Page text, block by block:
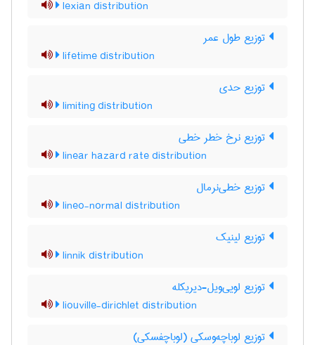
lexian distribution
توزیع طول عمر
lifetime distribution
توزیع حدی
limiting distribution
توزیع نرخ خطر خطی
linear hazard rate distribution
توزیع خطی‌نرمال
lineo-normal distribution
توزیع لینیک
linnik distribution
توزیع لویی‌ویل-دیریکله
liouville-dirichlet distribution
توزیع لوباچه‌وسکی (لوباچفسکی)